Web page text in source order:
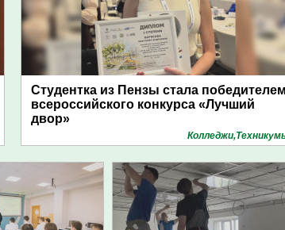
Студентка из Пензы стала
всероссийского конкурса «Лучший
двор»